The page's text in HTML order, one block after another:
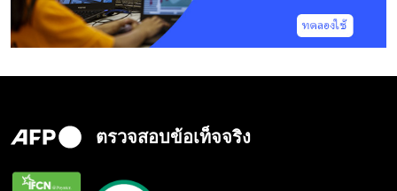
ตรวจสอบข้อเท็จจริง